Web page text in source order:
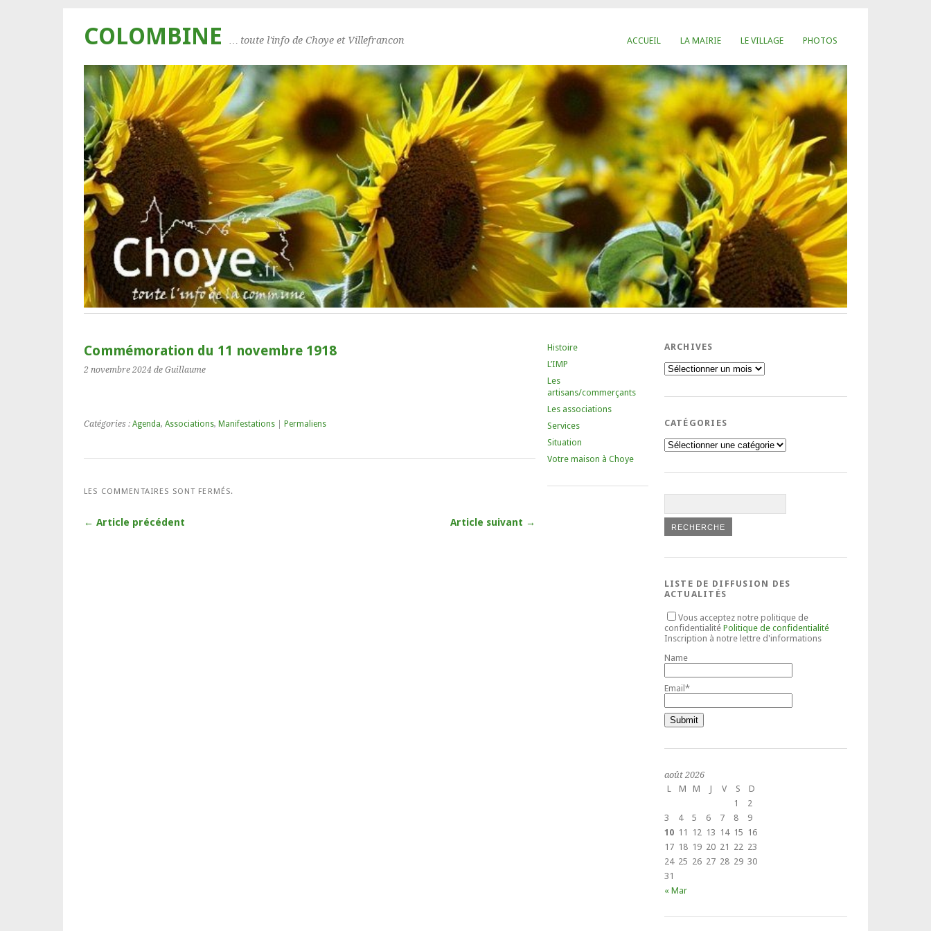
ACCUEIL LA MAIRIE LE VILLAGE PHOTOS
COLOMBINE … toute l'info de Choye et Villefrancon
Commémoration du 11 novembre 1918
2 novembre 2024 de Guillaume
Catégories : Agenda, Associations, Manifestations Permaliens
LES COMMENTAIRES SONT FERMÉS.
← Article précédent Article suivant →
Histoire
L’IMP
Les
artisans/commerçants
Les associations
Services
Situation
Votre maison à Choye
ARCHIVES
Archives
CATÉGORIES
Catégories
LISTE DE DIFFUSION DES
ACTUALITÉS
Vous acceptez notre politique de
confidentialité Politique de confidentialité
Inscription à notre lettre d'informations
Name
Email*
août 2026
L
M M J V S
D
1
2
3
4 5 6 7 8
9
10 11 12 13 14 15 16
17 18 19 20 21 22 23
24 25 26 27 28 29 30
31
« Mar